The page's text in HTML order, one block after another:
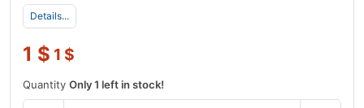
Details...
1 $ 1 $
Quantity Only 1 left in stock!